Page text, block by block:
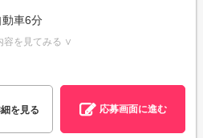
車6分
容を見てみる ∨
を見る 応募画面に進む